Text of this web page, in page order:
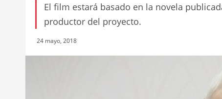
El film estará basado en la novela
productor del proyecto.
24 mayo, 2018